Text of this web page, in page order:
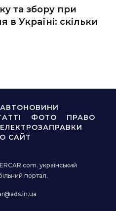
та збору при
в Україні: скільки
АВТОНОВИНИ
ФОТО
ПРАВО
ЕЛЕКТРОЗАПРАВКИ
САЙТ
український
портал.